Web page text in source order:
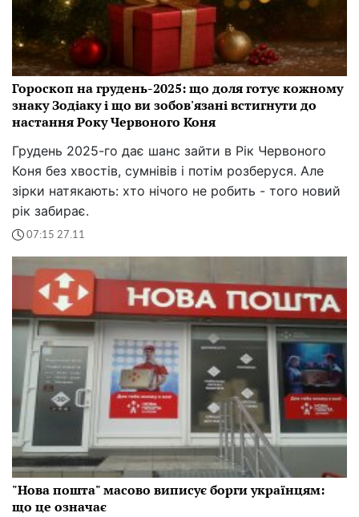
Гороскоп на грудень-2025: що доля готує кожному
знаку Зодіаку і що ви зобов'язані встигнути до
настання Року Червоного Коня
Грудень 2025-го дає шанс зайти в Рік Червоного
Коня без хвостів, сумнівів і потім розберуся. Але
зірки натякають: хто нічого не робить - того новий
рік забирає.
07:15 27.11
"Нова пошта" масово виписує борги українцям:
що це означає